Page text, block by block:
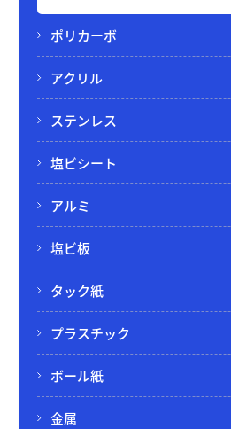
ポリカーボ
アクリル
ステンレス
塩ビシート
アルミ
塩ビ板
タック紙
プラスチック
ボール紙
金属